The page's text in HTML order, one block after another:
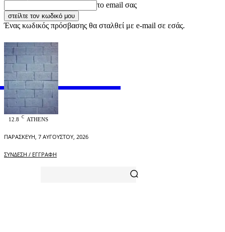
το email σας
Ένας κωδικός πρόσβασης θα σταλθεί με e-mail σε εσάς.
OFFICIAL
12.8 C ATHENS
ΠΑΡΑΣΚΕΥΉ, 7 ΑΥΓΟΎΣΤΟΥ, 2026
ΣΎΝΔΕΣΗ / ΕΓΓΡΑΦΉ